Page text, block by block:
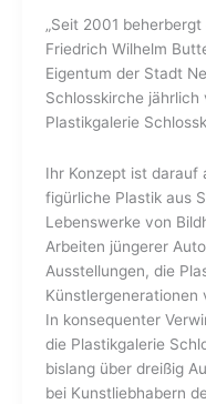
„Seit 2001
Friedrich Wilhelm
Eigentum der Stadt
Schlosskirche jährlich
Plastikgalerie
Ihr Konzept ist darauf
figürliche Plastik aus
Lebenswerke von
Arbeiten jüngerer
Ausstellungen, die
Künstlergenerationen
In konsequenter
die Plastikgalerie
bislang über dreißig
bei Kunstliebhabern